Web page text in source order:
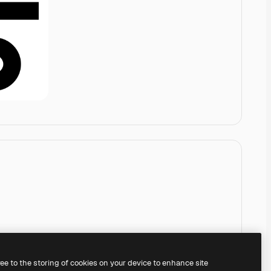
to the storing of cookies on your device to enhance site